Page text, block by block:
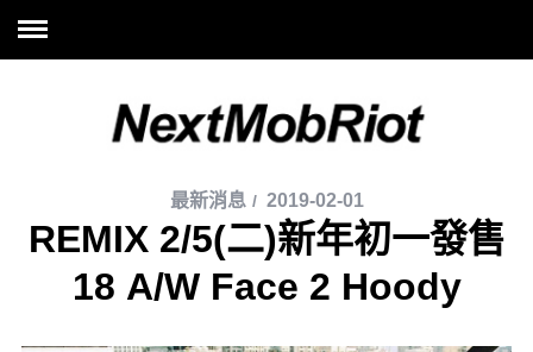
最新消息 2019-02-01
REMIX 2/5(二)新年初一發售
18 A/W Face 2 Hoody